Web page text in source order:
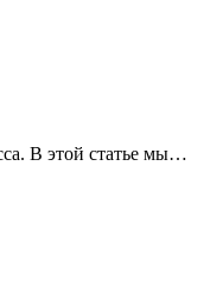
В этой статье мы…